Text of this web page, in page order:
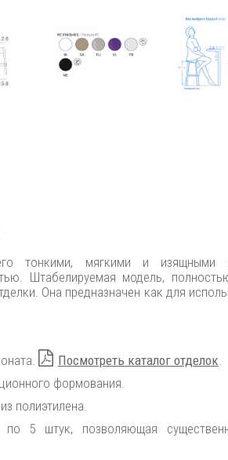
тонкими, мягкими и изящными
Штабелируемая модель,
Она предназначен как для
Посмотреть каталог отделок.
формования.
полиэтилена.
по 5 штук, позволяющая